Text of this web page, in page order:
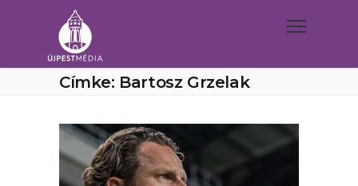
Címke: Bartosz Grzelak